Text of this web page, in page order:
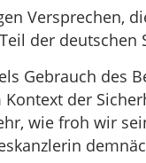
Versprechen,
der deutschen
Gebrauch des
der
wie froh wir